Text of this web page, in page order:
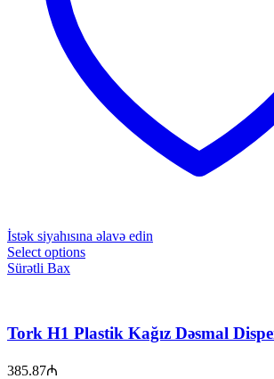
İstək siyahısına əlavə edin
Select options
Sürətli Bax
Tork H1 Plastik Kağız Dəsmal
385.87₼